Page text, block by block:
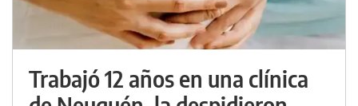
Trabajó 12 años en una clínica